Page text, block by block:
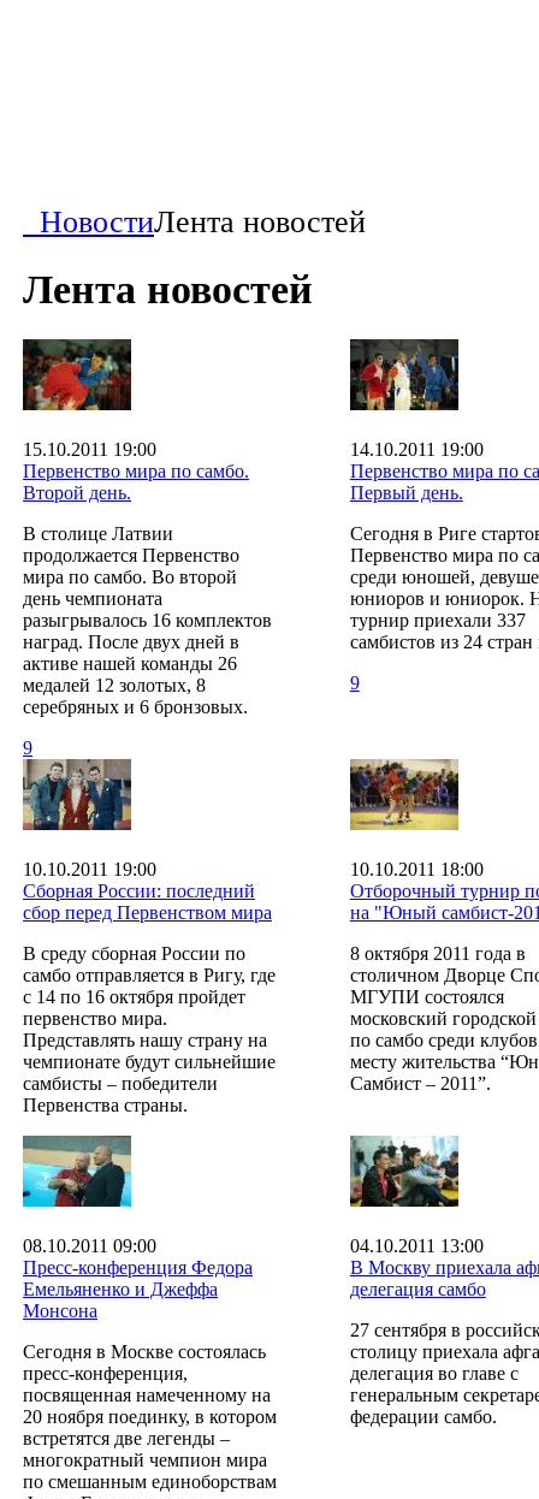
НовостиЛента новостей
Лента новостей
15.10.2011 19:00
Первенство мира по самбо.
Второй день.
В столице Латвии
продолжается Первенство
мира по самбо. Во второй
день чемпионата
разыгрывалось 16 комплектов
наград. После двух дней в
активе нашей команды 26
медалей 12 золотых, 8
серебряных и 6 бронзовых.
9
14.10.2011 19:00
Первенство мира по
Первый день.
Сегодня в Риге
Первенство мира по
среди юношей,
юниоров и юниорок.
турнир приехали 337
самбистов из 24
9
10.10.2011 19:00
Сборная России: последний
сбор перед Первенством мира
В среду сборная России по
самбо отправляется в Ригу, где
с 14 по 16 октября пройдет
первенство мира.
Представлять нашу страну на
чемпионате будут сильнейшие
самбисты – победители
Первенства страны.
10.10.2011 18:00
Отборочный турнир
на "Юный самбист-
8 октября 2011 года в
столичном Дворце
МГУПИ состоялся
московский
по самбо среди
месту жительства
Самбист – 2011”.
08.10.2011 09:00
Пресс-конференция Федора
Емельяненко и Джеффа
Монсона
Сегодня в Москве состоялась
пресс-конференция,
посвященная намеченному на
20 ноября поединку, в котором
встретятся две легенды –
многократный чемпион мира
по смешанным единоборствам
04.10.2011 13:00
В Москву приехала
делегация самбо
27 сентября в
столицу приехала
делегация во главе с
генеральным
федерации самбо.